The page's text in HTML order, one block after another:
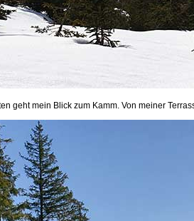
geht mein Blick zum Kamm. Von meiner